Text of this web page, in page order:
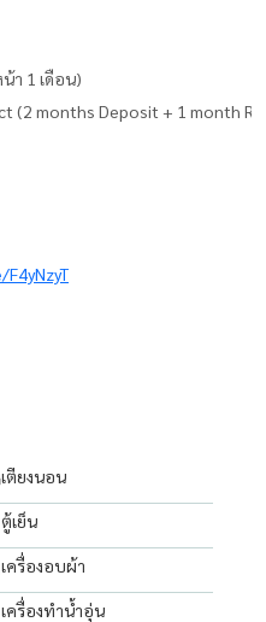
า 1 เดือน)
(2 months Deposit + 1 month
ลิฟวิ่งแบงค็อก จำกัด)
าริมทรัพย์
เตียงนอน
ตู้เย็น
เครื่องอบผ้า
เครื่องทำน้ำอุ่น